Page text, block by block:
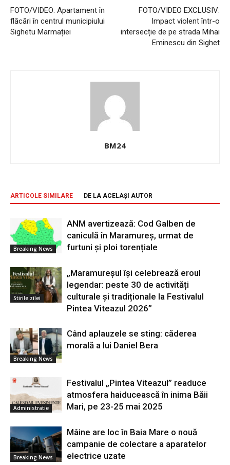
FOTO/VIDEO: Apartament în
flăcări în centrul municipiului
Sighetu Marmației
FOTO/VIDEO EXCLUSIV:
Impact violent într-o
intersecție de pe strada Mihai
Eminescu din Sighet
BM24
ARTICOLE SIMILARE DE LA ACELAȘI AUTOR
Breaking News
ANM avertizează: Cod Galben de
caniculă în Maramureș, urmat de
furtuni și ploi torențiale
Stirile zilei
„Maramureșul își celebrează eroul
legendar: peste 30 de activități
culturale și tradiționale la Festivalul
Pintea Viteazul 2026”
Breaking News
Când aplauzele se sting: căderea
morală a lui Daniel Bera
Administratie
Festivalul „Pintea Viteazul” readuce
atmosfera haiducească în inima Băii
Mari, pe 23-25 mai 2025
Breaking News
Mâine are loc în Baia Mare o nouă
campanie de colectare a aparatelor
electrice uzate